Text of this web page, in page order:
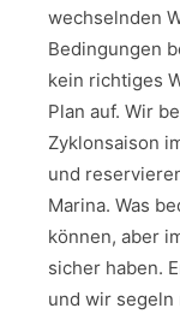
wechselnden
Bedingungen
kein richtiges
Plan auf. Wir
Zyklonsaison
und
Marina. Was
können, aber
sicher haben.
und wir